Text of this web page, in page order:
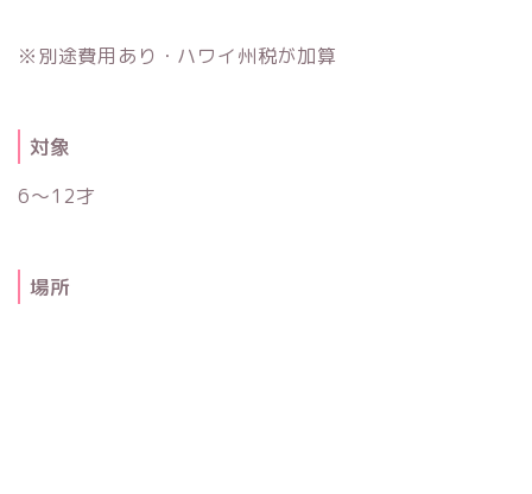
※別途費用あり・ハワイ州税が加算
対象
6〜12才
場所